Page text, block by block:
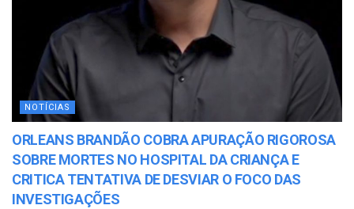
NOTÍCIAS
ORLEANS BRANDÃO COBRA APURAÇÃO RIGOROSA
SOBRE MORTES NO HOSPITAL DA CRIANÇA E
CRITICA TENTATIVA DE DESVIAR O FOCO DAS
INVESTIGAÇÕES